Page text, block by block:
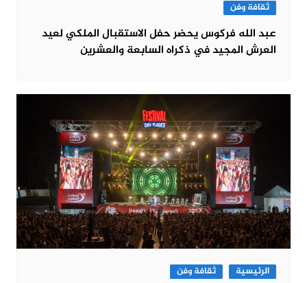
ثقافة وفن
عبد الله فركوس يحضر حفل الاستقبال الملكي لعيد
العرش المجيد في ذكراه السابعة والعشرين
الرئيسية ثقافة وفن